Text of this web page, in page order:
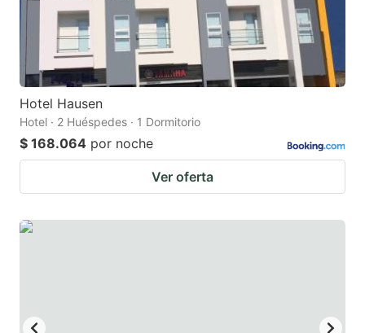
Hotel Hausen
Hotel · 2 Huéspedes · 1 Dormitorio
$ 168.064 por noche
Ver oferta